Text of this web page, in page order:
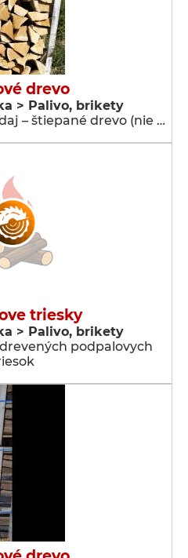
drevo
> Palivo, brikety
– štiepané drevo (nie …
triesky
> Palivo, brikety
podpalovych